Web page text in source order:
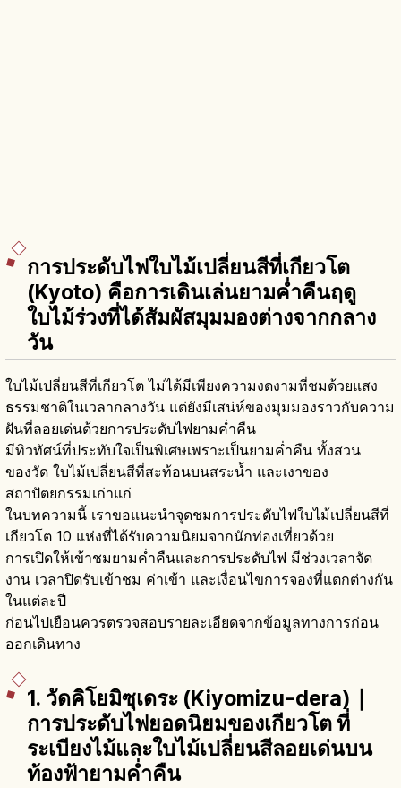
การประดับไฟใบไม้เปลี่ยนสีที่เกียวโต
(Kyoto) คือการเดินเล่นยามค่ำคืนฤดู
ใบไม้ร่วงที่ได้สัมผัสมุมมองต่างจากกลาง
วัน
ใบไม้เปลี่ยนสีที่เกียวโต ไม่ได้มีเพียงความงดงามที่ชมด้วยแสง
ธรรมชาติในเวลากลางวัน แต่ยังมีเสน่ห์ของมุมมองราวกับความ
ฝันที่ลอยเด่นด้วยการประดับไฟยามค่ำคืน
มีทิวทัศน์ที่ประทับใจเป็นพิเศษเพราะเป็นยามค่ำคืน ทั้งสวน
ของวัด ใบไม้เปลี่ยนสีที่สะท้อนบนสระน้ำ และเงาของ
สถาปัตยกรรมเก่าแก่
ในบทความนี้ เราขอแนะนำจุดชมการประดับไฟใบไม้เปลี่ยนสีที่
เกียวโต 10 แห่งที่ได้รับความนิยมจากนักท่องเที่ยวด้วย
การเปิดให้เข้าชมยามค่ำคืนและการประดับไฟ มีช่วงเวลาจัด
งาน เวลาปิดรับเข้าชม ค่าเข้า และเงื่อนไขการจองที่แตกต่างกัน
ในแต่ละปี
ก่อนไปเยือนควรตรวจสอบรายละเอียดจากข้อมูลทางการก่อน
ออกเดินทาง
1. วัดคิโยมิซุเดระ (Kiyomizu-dera)｜
การประดับไฟยอดนิยมของเกียวโต ที่
ระเบียงไม้และใบไม้เปลี่ยนสีลอยเด่นบน
ท้องฟ้ายามค่ำคืน